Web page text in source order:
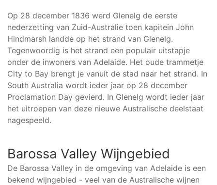
Op 28 december 1836 werd Glenelg de eerste
nederzetting van Zuid-Australie toen kapitein John
Hindmarsh landde op het strand van Glenelg.
Tegenwoordig is het strand een populair uitstapje
onder de inwoners van Adelaide. Het oude trammetje
City to Bay brengt je vanuit de stad naar het strand. In
South Australia wordt ieder jaar op 28 december
Proclamation Day gevierd. In Glenelg wordt ieder jaar
het uitroepen van deze nieuwe Australische deelstaat
nagespeeld.
Barossa Valley Wijngebied
De Barossa Valley in de omgeving van Adelaide is een
bekend wijngebied - veel van de Australische wijnen